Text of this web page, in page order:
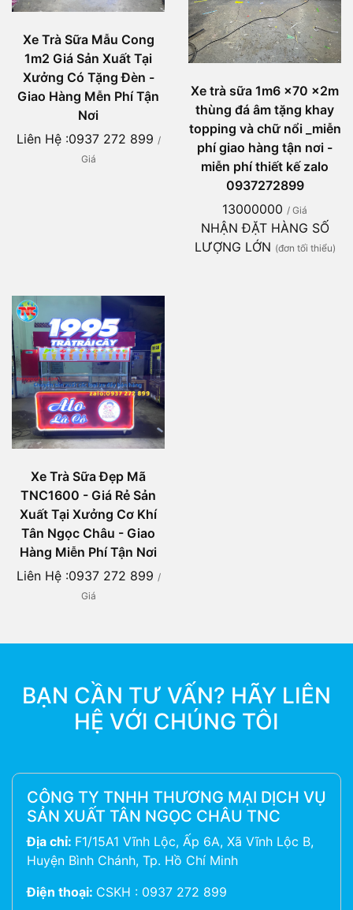
Xe Trà Sữa Mẫu Cong
1m2 Giá Sản Xuất Tại
Xưởng Có Tặng Đèn -
Giao Hàng Mễn Phí Tận
Nơi
Liên Hệ :0937 272 899 /
Giá
Xe trà sữa 1m6 x70 x2m
thùng đá âm tặng khay
topping và chữ nổi _miễn
phí giao hàng tận nơi -
miễn phí thiết kế zalo
0937272899
13000000 / Giá
NHẬN ĐẶT HÀNG SỐ
LƯỢNG LỚN (đơn tối thiểu)
Xe Trà Sữa Đẹp Mã
TNC1600 - Giá Rẻ Sản
Xuất Tại Xưởng Cơ Khí
Tân Ngọc Châu - Giao
Hàng Miễn Phí Tận Nơi
Liên Hệ :0937 272 899 /
Giá
BẠN CẦN TƯ VẤN? HÃY LIÊN
HỆ VỚI CHÚNG TÔI
CÔNG TY TNHH THƯƠNG MẠI DỊCH VỤ
SẢN XUẤT TÂN NGỌC CHÂU TNC
Địa chỉ: F1/15A1 Vĩnh Lộc, Ấp 6A, Xã Vĩnh Lộc B,
Huyện Bình Chánh, Tp. Hồ Chí Minh
Điện thoại: CSKH : 0937 272 899